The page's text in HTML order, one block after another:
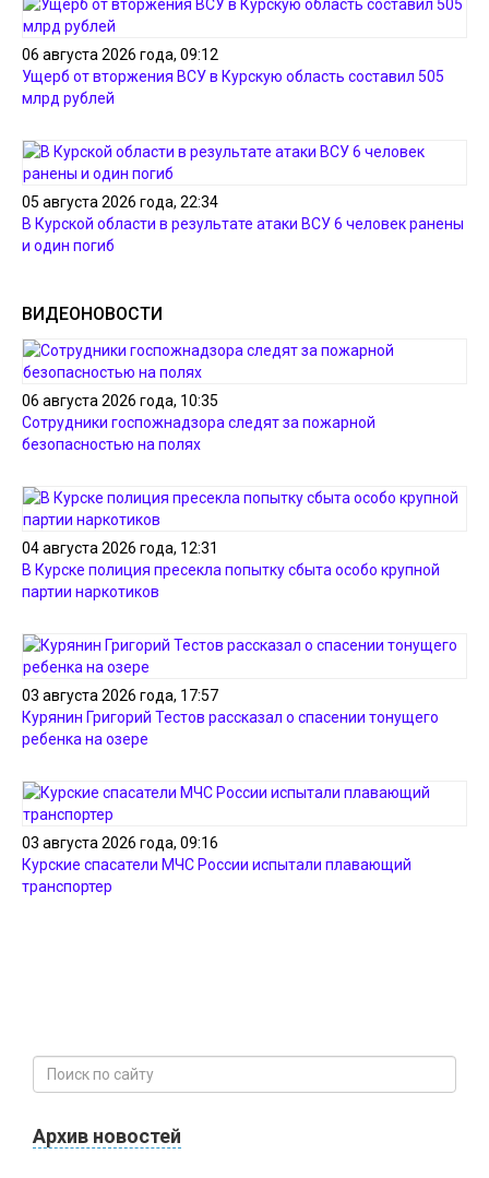
06 августа 2026 года, 09:12
Ущерб от вторжения ВСУ в Курскую область составил 505
млрд рублей
05 августа 2026 года, 22:34
В Курской области в результате атаки ВСУ 6 человек ранены
и один погиб
ВИДЕОНОВОСТИ
06 августа 2026 года, 10:35
Сотрудники госпожнадзора следят за пожарной
безопасностью на полях
04 августа 2026 года, 12:31
В Курске полиция пресекла попытку сбыта особо крупной
партии наркотиков
03 августа 2026 года, 17:57
Курянин Григорий Тестов рассказал о спасении тонущего
ребенка на озере
03 августа 2026 года, 09:16
Курские спасатели МЧС России испытали плавающий
транспортер
Архив новостей